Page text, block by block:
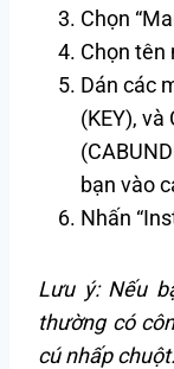
Chọn
Chọn tên
Dán các
(KEY),
bạn vào
Nhấn
Lưu ý: Nếu
thường có
cú nhấp chuột.